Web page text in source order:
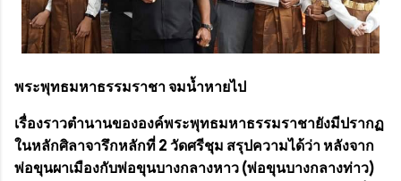
พระพุทธมหาธรรมราชา จมน้ำหายไป
เรื่องราวตำนานขององค์พระพุทธมหาธรรมราชายังมีปรากฏ
ในหลักศิลาจารึกหลักที่ 2 วัดศรีชุม สรุปความได้ว่า หลังจาก
พ่อขุนผาเมืองกับพ่อขุนบางกลางหาว (พ่อขุนบางกลางท่าว)